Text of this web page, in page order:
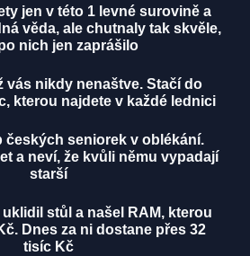
jen v této 1 levné surovině a
věda, ale chutnaly tak skvěle,
nich jen zaprášilo
vás nikdy nenaštve. Stačí do
kterou najdete v každé lednici
českých seniorek v oblékání.
a neví, že kvůli němu vypadají
starší
stůl a našel RAM, kterou
Dnes za ni dostane přes 32
tisíc Kč